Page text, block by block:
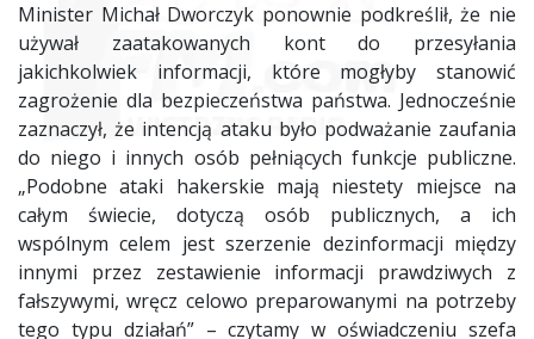
Minister Michał Dworczyk ponownie podkreślił, że nie
używał zaatakowanych kont do przesyłania
jakichkolwiek informacji, które mogłyby stanowić
zagrożenie dla bezpieczeństwa państwa. Jednocześnie
zaznaczył, że intencją ataku było podważanie zaufania
do niego i innych osób pełniących funkcje publiczne.
„Podobne ataki hakerskie mają niestety miejsce na
całym świecie, dotyczą osób publicznych, a ich
wspólnym celem jest szerzenie dezinformacji między
innymi przez zestawienie informacji prawdziwych z
fałszywymi, wręcz celowo preparowanymi na potrzeby
tego typu działań” – czytamy w oświadczeniu szefa